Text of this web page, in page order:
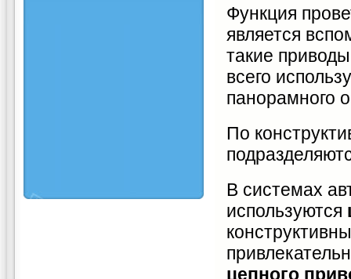
Функция
является
такие
всего
панорамного
По
В системах
используются
цепного